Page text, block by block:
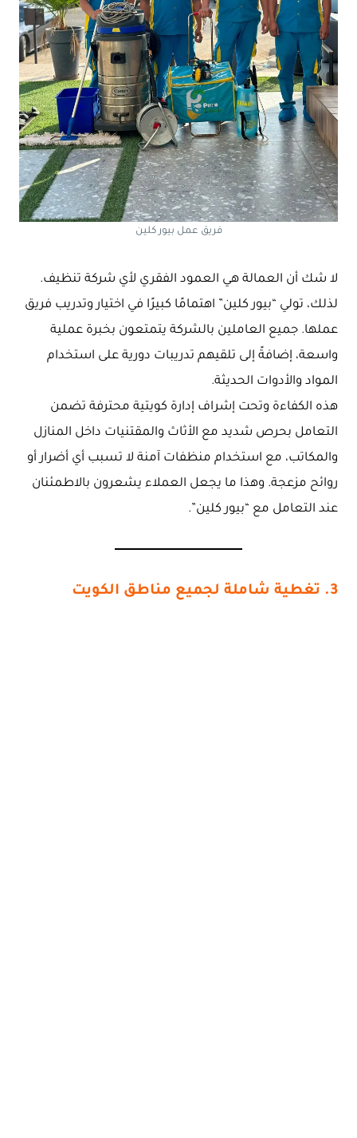
فريق عمل بيور كلين
لا شك أن العمالة هي العمود الفقري لأي شركة تنظيف.
لذلك، تولي “بيور كلين” اهتمامًا كبيرًا في اختيار وتدريب فريق
عملها. جميع العاملين بالشركة يتمتعون بخبرة عملية
واسعة، إضافةً إلى تلقيهم تدريبات دورية على استخدام
المواد والأدوات الحديثة.
هذه الكفاءة وتحت إشراف إدارة كويتية محترفة تضمن
التعامل بحرص شديد مع الأثاث والمقتنيات داخل المنازل
والمكاتب، مع استخدام منظفات آمنة لا تسبب أي أضرار أو
روائح مزعجة. وهذا ما يجعل العملاء يشعرون بالاطمئنان
عند التعامل مع “بيور كلين”.
3. تغطية شاملة لجميع مناطق الكويت